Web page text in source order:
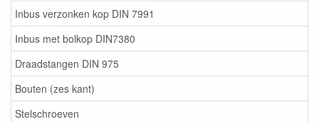
Inbus verzonken kop DIN 7991
Inbus met bolkop DIN7380
Draadstangen DIN 975
Bouten (zes kant)
Stelschroeven